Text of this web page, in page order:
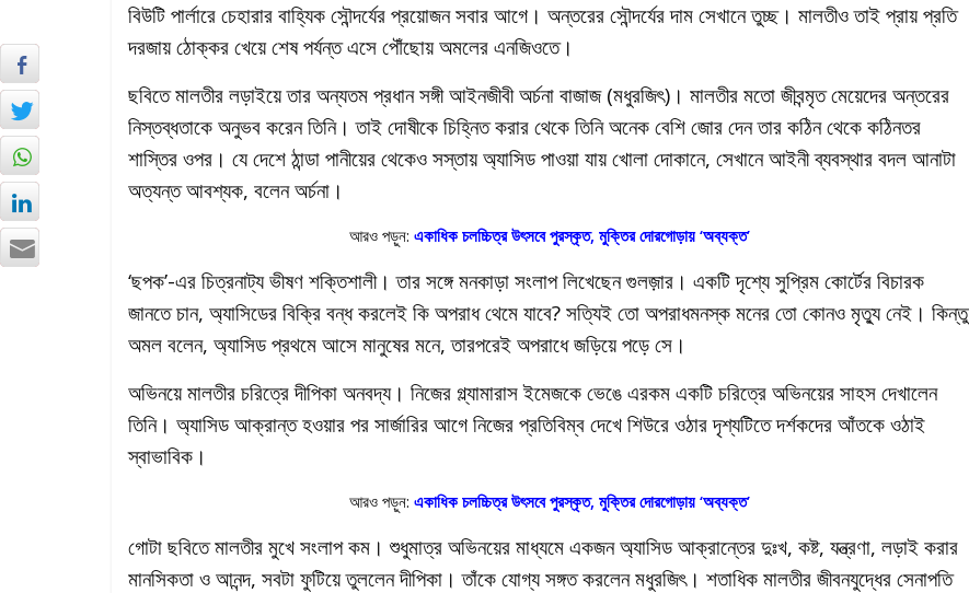
বিউটি পার্লারে চেহারার বাহ্যিক সৌন্দর্যের প্রয়োজন সবার আগে। অন্তরের সৌন্দর্যের দাম সেখানে তুচ্ছ। মালতীও তাই প্রায় প্রতি
দরজায় ঠোক্কর খেয়ে শেষ পর্যন্ত এসে পৌঁছোয় অমলের এনজিওতে।
ছবিতে মালতীর লড়াইয়ে তার অন্যতম প্রধান সঙ্গী আইনজীবী অর্চনা বাজাজ (মধুরজিৎ)। মালতীর মতো জীবন্মৃত মেয়েদের অন্তরের
নিস্তব্ধতাকে অনুভব করেন তিনি। তাই দোষীকে চিহ্নিত করার থেকে তিনি অনেক বেশি জোর দেন তার কঠিন থেকে কঠিনতর
শাস্তির ওপর। যে দেশে ঠান্ডা পানীয়ের থেকেও সস্তায় অ্যাসিড পাওয়া যায় খোলা দোকানে, সেখানে আইনী ব্যবস্থার বদল আনাটা
অত্যন্ত আবশ্যক, বলেন অর্চনা।
আরও পড়ুন: একাধিক চলচ্চিত্র উৎসবে পুরস্কৃত, মুক্তির দোরগোড়ায় ‘অব্যক্ত’
‘ছপক’-এর চিত্রনাট্য ভীষণ শক্তিশালী। তার সঙ্গে মনকাড়া সংলাপ লিখেছেন গুলজ়ার। একটি দৃশ্যে সুপ্রিম কোর্টের বিচারক
জানতে চান, অ্যাসিডের বিক্রি বন্ধ করলেই কি অপরাধ থেমে যাবে? সত্যিই তো অপরাধমনস্ক মনের তো কোনও মৃত্যু নেই। কিন্তু
অমল বলেন, অ্যাসিড প্রথমে আসে মানুষের মনে, তারপরেই অপরাধে জড়িয়ে পড়ে সে।
অভিনয়ে মালতীর চরিত্রে দীপিকা অনবদ্য। নিজের গ্ল্যামারাস ইমেজকে ভেঙে এরকম একটি চরিত্রে অভিনয়ের সাহস দেখালেন
তিনি। অ্যাসিড আক্রান্ত হওয়ার পর সার্জারির আগে নিজের প্রতিবিম্ব দেখে শিউরে ওঠার দৃশ্যটিতে দর্শকদের আঁতকে ওঠাই
স্বাভাবিক।
আরও পড়ুন: একাধিক চলচ্চিত্র উৎসবে পুরস্কৃত, মুক্তির দোরগোড়ায় ‘অব্যক্ত’
গোটা ছবিতে মালতীর মুখে সংলাপ কম। শুধুমাত্র অভিনয়ের মাধ্যমে একজন অ্যাসিড আক্রান্তের দুঃখ, কষ্ট, যন্ত্রণা, লড়াই করার
মানসিকতা ও আনন্দ, সবটা ফুটিয়ে তুললেন দীপিকা। তাঁকে যোগ্য সঙ্গত করলেন মধুরজিৎ। শতাধিক মালতীর জীবনযুদ্ধের সেনাপতি